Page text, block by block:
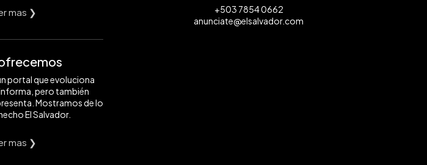
mas ❯
portal que evoluciona
pero también
Mostramos de lo
El Salvador.
mas ❯
+503 7854 0662
anunciate@elsalvador.com